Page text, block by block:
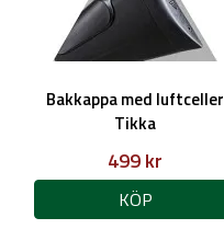
Bakkappa med luftceller
Tikka
499 kr
KÖP